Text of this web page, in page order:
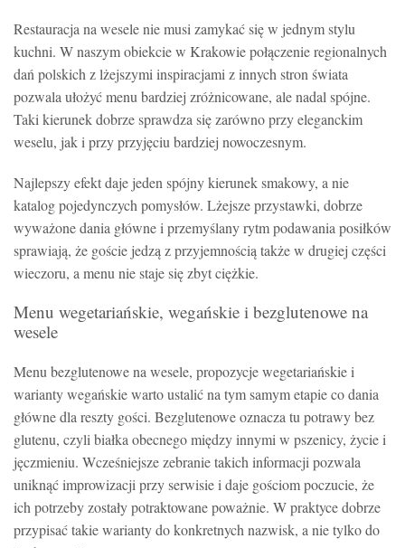
Restauracja na wesele nie musi zamykać się w jednym stylu
kuchni. W naszym obiekcie w Krakowie połączenie regionalnych
dań polskich z lżejszymi inspiracjami z innych stron świata
pozwala ułożyć menu bardziej zróżnicowane, ale nadal spójne.
Taki kierunek dobrze sprawdza się zarówno przy eleganckim
weselu, jak i przy przyjęciu bardziej nowoczesnym.
Najlepszy efekt daje jeden spójny kierunek smakowy, a nie
katalog pojedynczych pomysłów. Lżejsze przystawki, dobrze
wyważone dania główne i przemyślany rytm podawania posiłków
sprawiają, że goście jedzą z przyjemnością także w drugiej części
wieczoru, a menu nie staje się zbyt ciężkie.
Menu wegetariańskie, wegańskie i bezglutenowe na
wesele
Menu bezglutenowe na wesele, propozycje wegetariańskie i
warianty wegańskie warto ustalić na tym samym etapie co dania
główne dla reszty gości. Bezglutenowe oznacza tu potrawy bez
glutenu, czyli białka obecnego między innymi w pszenicy, życie i
jęczmieniu. Wcześniejsze zebranie takich informacji pozwala
uniknąć improwizacji przy serwisie i daje gościom poczucie, że
ich potrzeby zostały potraktowane poważnie. W praktyce dobrze
przypisać takie warianty do konkretnych nazwisk, a nie tylko do